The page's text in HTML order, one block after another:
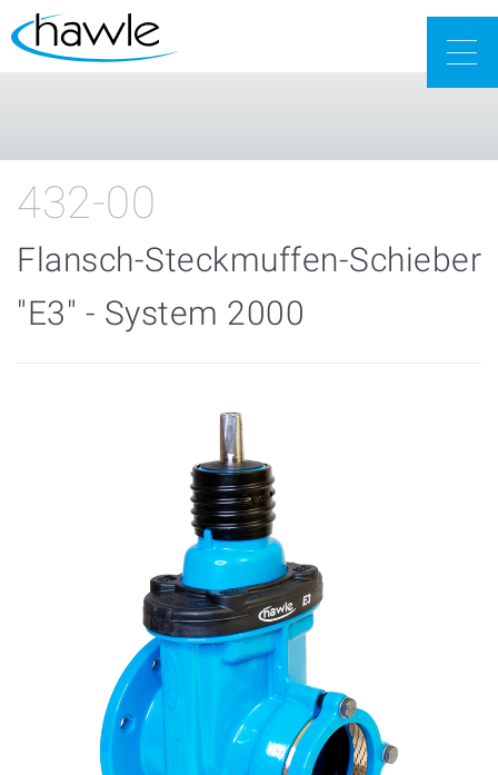
432-00
Flansch-Steckmuffen-Schieber
"E3" - System 2000